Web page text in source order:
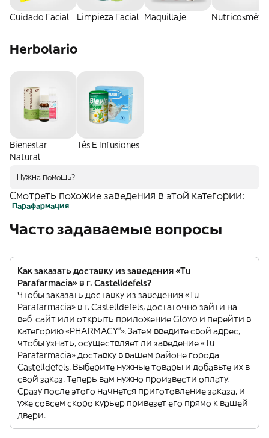
Cuidado Facial Limpieza Facial Maquillaje
Herbolario
Bienestar
Natural
Tés E Infusiones
Нужна помощь?
Смотреть похожие заведения в этой категории:
Парафармация
Часто задаваемые вопросы
Как заказать доставку из заведения «Tu
Parafarmacia» в г. Castelldefels?
Чтобы заказать доставку из заведения «Tu
Parafarmacia» в г. Castelldefels, достаточно зайти на
веб-сайт или открыть приложение Glovo и перейти в
категорию «PHARMACY”». Затем введите свой адрес,
чтобы узнать, осуществляет ли заведение «Tu
Parafarmacia» доставку в вашем районе города
Castelldefels. Выберите нужные товары и добавьте их в
свой заказ. Теперь вам нужно произвести оплату.
Сразу после этого начнется приготовление заказа, и
уже совсем скоро курьер привезет его прямо к вашей
двери.